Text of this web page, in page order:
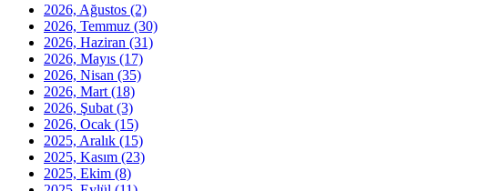
2026, Ağustos (2)
2026, Temmuz (30)
2026, Haziran (31)
2026, Mayıs (17)
2026, Nisan (35)
2026, Mart (18)
2026, Şubat (3)
2026, Ocak (15)
2025, Aralık (15)
2025, Kasım (23)
2025, Ekim (8)